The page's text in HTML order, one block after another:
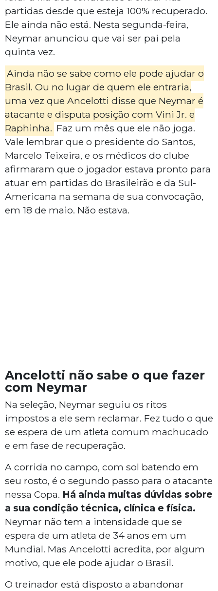
partidas desde que esteja 100% recuperado.
Ele ainda não está. Nesta segunda-feira,
Neymar anunciou que vai ser pai pela
quinta vez.
Ainda não se sabe como ele pode ajudar o
Brasil. Ou no lugar de quem ele entraria,
uma vez que Ancelotti disse que Neymar é
atacante e disputa posição com Vini Jr. e
Raphinha. Faz um mês que ele não joga.
Vale lembrar que o presidente do Santos,
Marcelo Teixeira, e os médicos do clube
afirmaram que o jogador estava pronto para
atuar em partidas do Brasileirão e da Sul-
Americana na semana de sua convocação,
em 18 de maio. Não estava.
Ancelotti não sabe o que fazer
com Neymar
Na seleção, Neymar seguiu os ritos
impostos a ele sem reclamar. Fez tudo o que
se espera de um atleta comum machucado
e em fase de recuperação.
A corrida no campo, com sol batendo em
seu rosto, é o segundo passo para o atacante
nessa Copa. Há ainda muitas dúvidas sobre
a sua condição técnica, clínica e física.
Neymar não tem a intensidade que se
espera de um atleta de 34 anos em um
Mundial. Mas Ancelotti acredita, por algum
motivo, que ele pode ajudar o Brasil.
O treinador está disposto a abandonar